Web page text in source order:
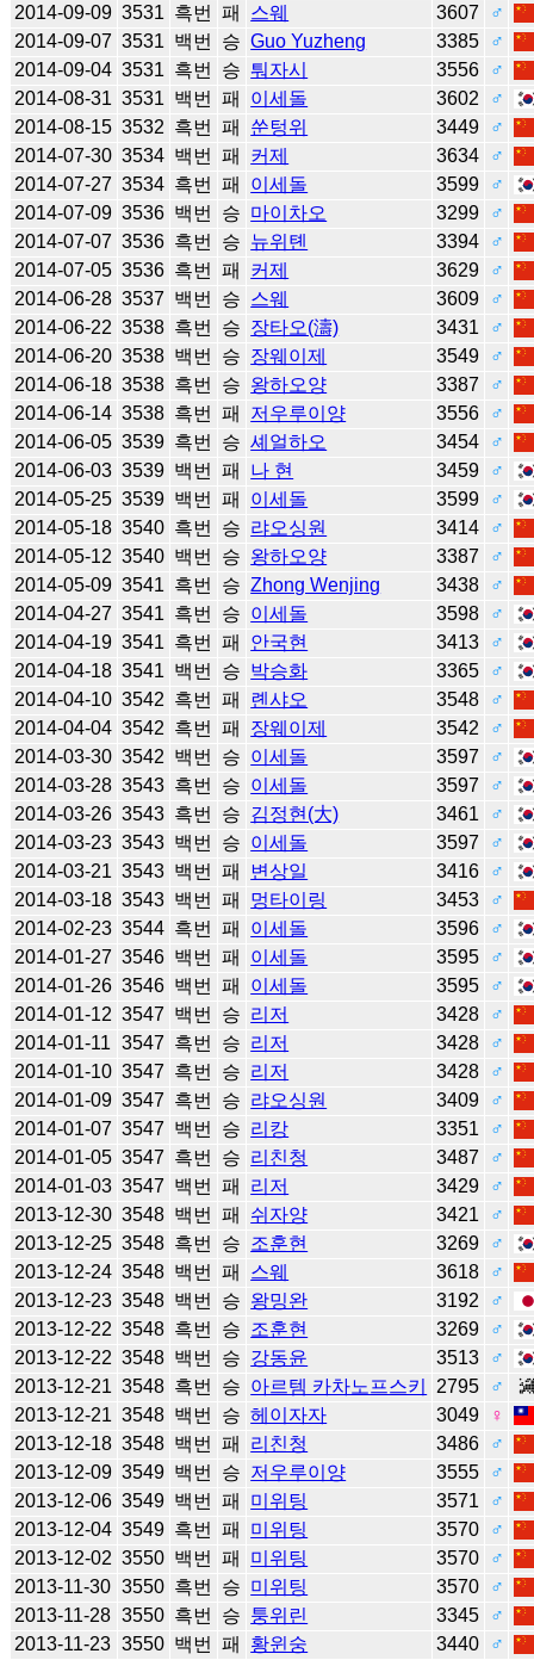
2014-09-09 3531 흑번 패 스웨 3607
♂
2014-09-07 3531 백번 승 Guo Yuzheng 3385
♂
2014-09-04 3531 흑번 승 퉈자시 3556
♂
2014-08-31 3531 백번 패 이세돌 3602
♂
2014-08-15 3532 흑번 패 쑨텅위 3449
♂
2014-07-30 3534 백번 패 커제 3634
♂
2014-07-27 3534 흑번 패 이세돌 3599
♂
2014-07-09 3536 백번 승 마이차오 3299
♂
2014-07-07 3536 흑번 승 뉴위톈 3394
♂
2014-07-05 3536 흑번 패 커제 3629
♂
2014-06-28 3537 백번 승 스웨 3609
♂
2014-06-22 3538 흑번 승 장타오(濤) 3431
♂
2014-06-20 3538 백번 승 장웨이제 3549
♂
2014-06-18 3538 흑번 승 왕하오양 3387
♂
2014-06-14 3538 흑번 패 저우루이양 3556
♂
2014-06-05 3539 흑번 승 셰얼하오 3454
♂
2014-06-03 3539 백번 패 나 현 3459
♂
2014-05-25 3539 백번 패 이세돌 3599
♂
2014-05-18 3540 흑번 승 랴오싱원 3414
♂
2014-05-12 3540 백번 승 왕하오양 3387
♂
2014-05-09 3541 흑번 승 Zhong Wenjing 3438
♂
2014-04-27 3541 흑번 승 이세돌 3598
♂
2014-04-19 3541 흑번 패 안국현 3413
♂
2014-04-18 3541 백번 승 박승화 3365
♂
2014-04-10 3542 흑번 패 롄샤오 3548
♂
2014-04-04 3542 흑번 패 장웨이제 3542
♂
2014-03-30 3542 백번 승 이세돌 3597
♂
2014-03-28 3543 흑번 승 이세돌 3597
♂
2014-03-26 3543 흑번 승 김정현(大) 3461
♂
2014-03-23 3543 백번 승 이세돌 3597
♂
2014-03-21 3543 백번 패 변상일 3416
♂
2014-03-18 3543 백번 패 멍타이링 3453
♂
2014-02-23 3544 흑번 패 이세돌 3596
♂
2014-01-27 3546 백번 패 이세돌 3595
♂
2014-01-26 3546 백번 패 이세돌 3595
♂
2014-01-12 3547 백번 승 리저 3428
♂
2014-01-11 3547 흑번 승 리저 3428
♂
2014-01-10 3547 흑번 승 리저 3428
♂
2014-01-09 3547 흑번 승 랴오싱원 3409
♂
2014-01-07 3547 백번 승 리캉 3351
♂
2014-01-05 3547 흑번 승 리친청 3487
♂
2014-01-03 3547 백번 패 리저 3429
♂
2013-12-30 3548 백번 패 쉬자양 3421
♂
2013-12-25 3548 흑번 승 조훈현 3269
♂
2013-12-24 3548 백번 패 스웨 3618
♂
2013-12-23 3548 백번 승 왕밍완 3192
♂
2013-12-22 3548 흑번 승 조훈현 3269
♂
2013-12-22 3548 백번 승 강동윤 3513
♂
2013-12-21 3548 흑번 승 아르템 카차노프스키 2795
♂
2013-12-21 3548 백번 승 헤이자자 3049
♀
2013-12-18 3548 백번 패 리친청 3486
♂
2013-12-09 3549 백번 승 저우루이양 3555
♂
2013-12-06 3549 백번 패 미위팅 3571
♂
2013-12-04 3549 흑번 패 미위팅 3570
♂
2013-12-02 3550 백번 패 미위팅 3570
♂
2013-11-30 3550 흑번 승 미위팅 3570
♂
2013-11-28 3550 흑번 승 퉁위린 3345
♂
2013-11-23 3550 백번 패 황윈숭 3440
♂